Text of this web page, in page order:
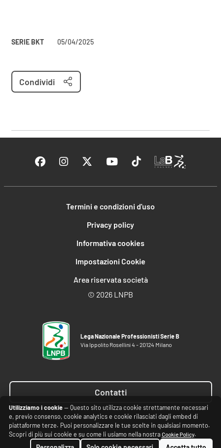
SERIE BKT 05/04/2025
Condividi
Termini e condizioni d'uso
Privacy policy
Informativa cookies
Impostazioni Cookie
Area riservata società
© 2026 LNPB
Lega Nazionale Professionisti Serie B
Via Ippolito Rosellini 4 - 20124 Milano
Contatti
Utilizziamo i cookie— Questo sito utilizza cookie strettamente necessari
e, previo consenso, cookie analytics e cookie rilasciati dagli embed di
piattaforme terze. Puoi personalizzare le tue scelte in qualsiasi momento.
Scopri di più sui cookie e su come li usiamo nella nostra Cookie Policy.